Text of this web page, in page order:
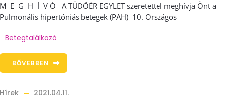
M E G H Í V Ó A TÜDŐÉR EGYLET szeretettel meghívja Önt a
Pulmonális hipertóniás betegek (PAH) 10. Országos
Betegtalálkozó
BŐVEBBEN
Hírek 2021.04.11.